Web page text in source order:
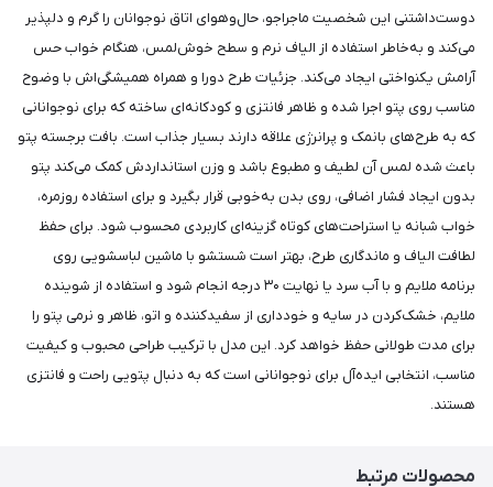
دوست‌داشتنی این شخصیت ماجراجو، حال‌وهوای اتاق نوجوانان را گرم و دلپذیر
می‌کند و به‌خاطر استفاده از الیاف نرم و سطح خوش‌لمس، هنگام خواب حس
آرامش یکنواختی ایجاد می‌کند. جزئیات طرح دورا و همراه همیشگی‌اش با وضوح
مناسب روی پتو اجرا شده و ظاهر فانتزی و کودکانه‌ای ساخته که برای نوجوانانی
که به طرح‌های بانمک و پرانرژی علاقه دارند بسیار جذاب است. بافت برجسته پتو
باعث شده لمس آن لطیف و مطبوع باشد و وزن استانداردش کمک می‌کند پتو
بدون ایجاد فشار اضافی، روی بدن به‌خوبی قرار بگیرد و برای استفاده روزمره،
خواب شبانه یا استراحت‌های کوتاه گزینه‌ای کاربردی محسوب شود. برای حفظ
لطافت الیاف و ماندگاری طرح، بهتر است شستشو با ماشین لباسشویی روی
برنامه ملایم و با آب سرد یا نهایت ۳۰ درجه انجام شود و استفاده از شوینده
ملایم، خشک‌کردن در سایه و خودداری از سفیدکننده و اتو، ظاهر و نرمی پتو را
برای مدت طولانی حفظ خواهد کرد. این مدل با ترکیب طراحی محبوب و کیفیت
مناسب، انتخابی ایده‌آل برای نوجوانانی است که به دنبال پتویی راحت و فانتزی
هستند.
محصولات مرتبط